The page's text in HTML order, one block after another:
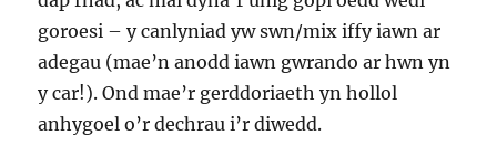
goroesi – y canlyniad yw swn/mix iffy iawn ar
adegau (mae’n anodd iawn gwrando ar hwn yn
y car!). Ond mae’r gerddoriaeth yn hollol
anhygoel o’r dechrau i’r diwedd.